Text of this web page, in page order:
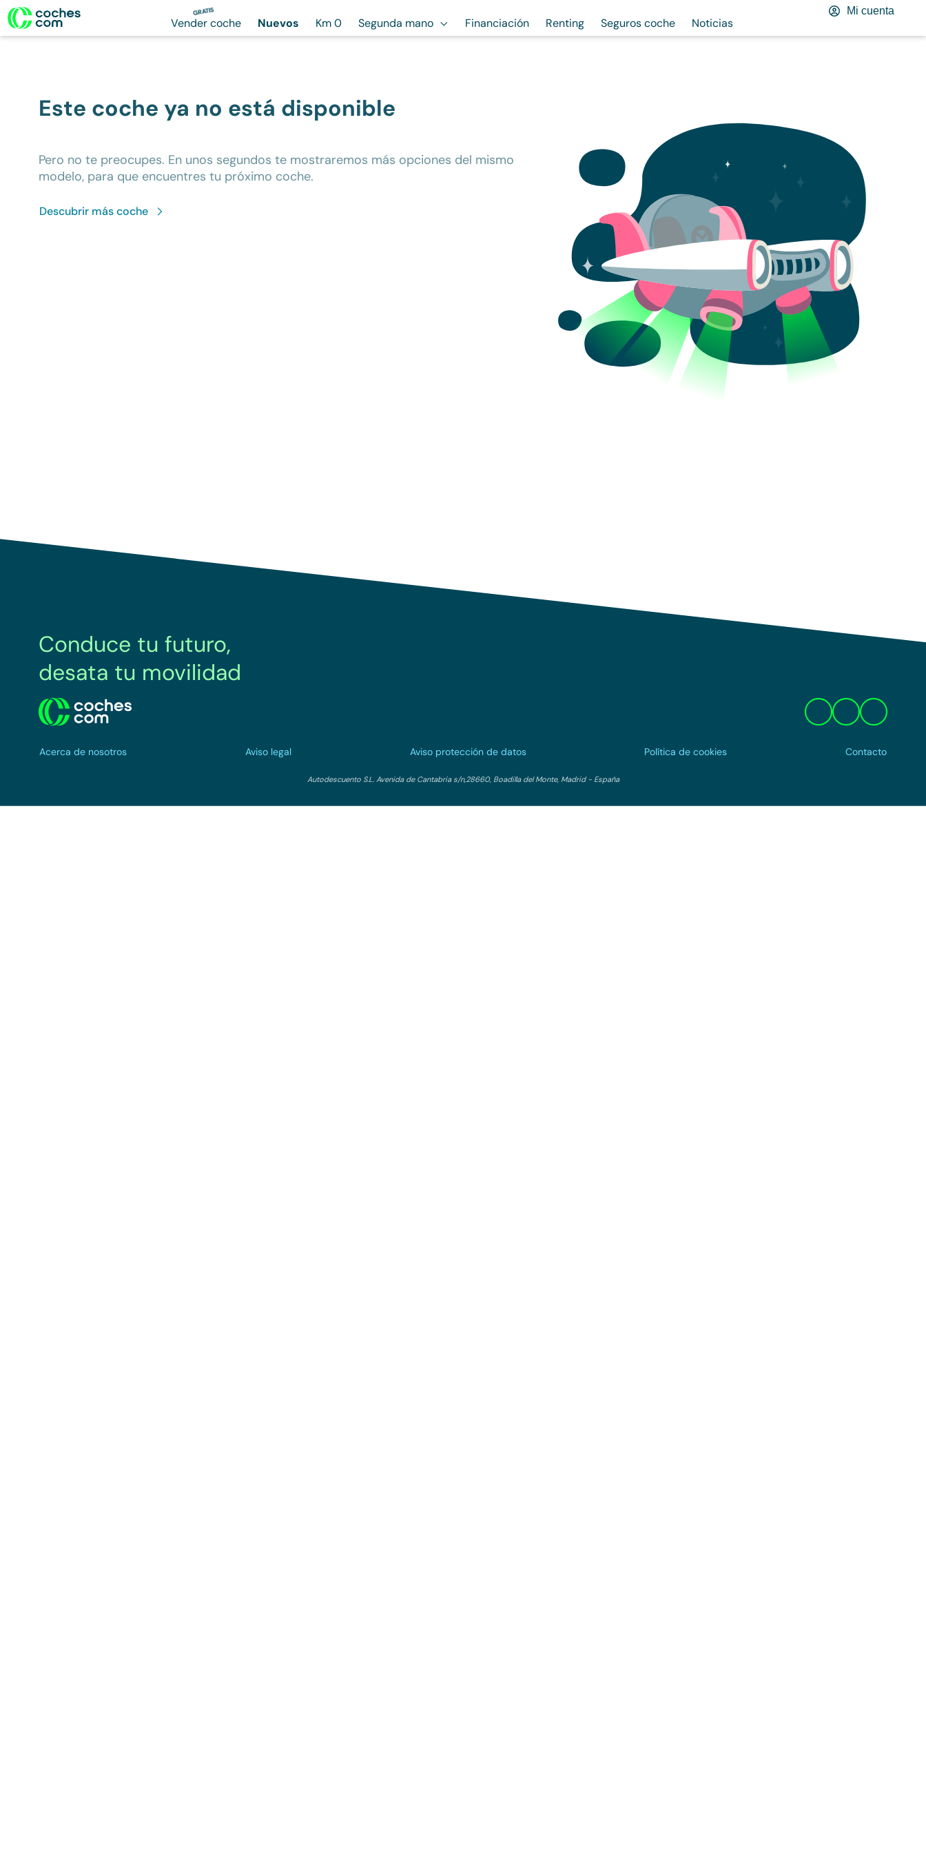
GRATIS
Vender coche Nuevos Km 0 Segunda mano Financiación Renting Seguros coche Noticias
Mi cuenta
Este coche ya no está disponible
Pero no te preocupes. En unos segundos te mostraremos más opciones del mismo
modelo, para que encuentres tu próximo coche.
Descubrir máscoche
Conduce tu futuro,
desata tu movilidad
Acerca de nosotros Aviso legal Aviso protección de datos Política de cookies Contacto
Autodescuento S.L. Avenida de Cantabria s/n,28660, Boadilla del Monte, Madrid - España